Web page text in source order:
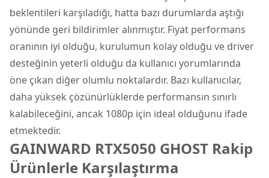
beklentileri karşıladığı, hatta bazı durumlarda aştığı
yönünde geri bildirimler alınmıştır. Fiyat performans
oranının iyi olduğu, kurulumun kolay olduğu ve driver
desteğinin yeterli olduğu da kullanıcı yorumlarında
öne çıkan diğer olumlu noktalardır. Bazı kullanıcılar,
daha yüksek çözünürlüklerde performansın sınırlı
kalabileceğini, ancak 1080p için ideal olduğunu ifade
etmektedir.
GAINWARD RTX5050 GHOST Rakip
Ürünlerle Karşılaştırma